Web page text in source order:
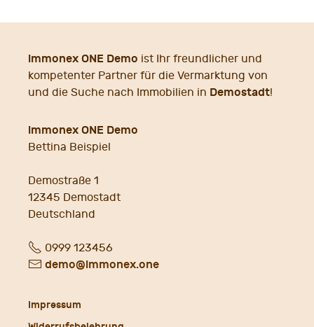
immonex ONE Demo ist Ihr freundlicher und
kompetenter Partner für die Vermarktung von
und die Suche nach Immobilien in Demostadt!
immonex ONE Demo
Bettina Beispiel
Demostraße 1
12345 Demostadt
Deutschland
Fon0999 123456
E- demo@immonex.one
Impressum